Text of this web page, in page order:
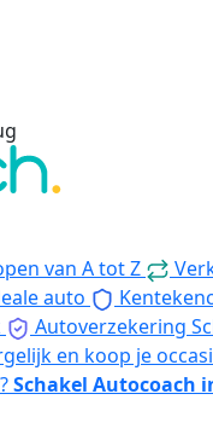
van A tot Z
auto
Autoverzekering
en koop je
Schakel Autocoach